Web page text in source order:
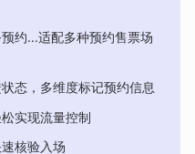
约...适配多种预约售票场
态，多维度标记预约信息
实现流量控制
核验入场